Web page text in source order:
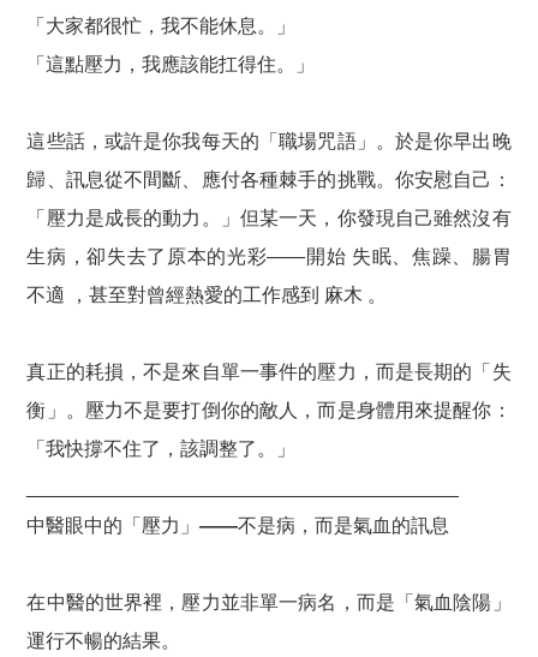
「大家都很忙，我不能休息。」
「這點壓力，我應該能扛得住。」
這些話，或許是你我每天的「職場咒語」。於是你早出晚
歸、訊息從不間斷、應付各種棘手的挑戰。你安慰自己：
「壓力是成長的動力。」但某一天，你發現自己雖然沒有
生病，卻失去了原本的光彩——開始 失眠、焦躁、腸胃
不適
，甚至對曾經熱愛的工作感到 麻木 。
真正的耗損，不是來自單一事件的壓力，而是長期的「失
衡」。壓力不是要打倒你的敵人，而是身體用來提醒你：
「我快撐不住了，該調整了。」
中醫眼中的「壓力」——不是病，而是氣血的訊息
在中醫的世界裡，壓力並非單一病名，而是「氣血陰陽」
運行不暢的結果。